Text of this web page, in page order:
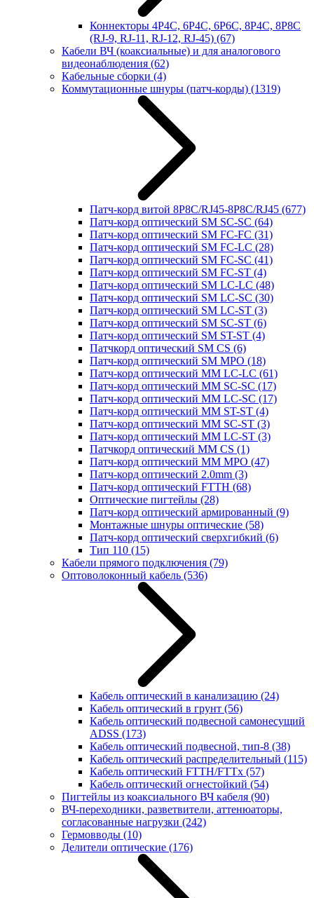
Коннекторы 4P4C, 6P4C, 6P6C, 8P4C, 8P8C
(RJ-9, RJ-11, RJ-12, RJ-45) (67)
Кабели ВЧ (коаксиальные) и для аналогового
видеонаблюдения (62)
Кабельные сборки (4)
Коммутационные шнуры (патч-корды) (1319)
Патч-корд витой 8P8C/RJ45-8P8C/RJ45 (677)
Патч-корд оптический SM SC-SC (64)
Патч-корд оптический SM FC-FC (31)
Патч-корд оптический SM FC-LC (28)
Патч-корд оптический SM FC-SC (41)
Патч-корд оптический SM FC-ST (4)
Патч-корд оптический SM LC-LC (48)
Патч-корд оптический SM LC-SC (30)
Патч-корд оптический SM LC-ST (3)
Патч-корд оптический SM SC-ST (6)
Патч-корд оптический SM ST-ST (4)
Патчкорд оптический SM CS (6)
Патч-корд оптический SM MPO (18)
Патч-корд оптический MM LC-LC (61)
Патч-корд оптический MM SC-SC (17)
Патч-корд оптический MM LC-SC (17)
Патч-корд оптический MM ST-ST (4)
Патч-корд оптический MM SC-ST (3)
Патч-корд оптический MM LC-ST (3)
Патчкорд оптический MM CS (1)
Патч-корд оптический MM MPO (47)
Патч-корд оптический 2.0mm (3)
Патч-корд оптический FTTH (68)
Оптические пигтейлы (28)
Патч-корд оптический армированный (9)
Монтажные шнуры оптические (58)
Патч-корд оптический сверхгибкий (6)
Тип 110 (15)
Кабели прямого подключения (79)
Оптоволоконный кабель (536)
Кабель оптический в канализацию (24)
Кабель оптический в грунт (56)
Кабель оптический подвесной самонесущий
ADSS (173)
Кабель оптический подвесной, тип-8 (38)
Кабель оптический распределительный (115)
Кабель оптический FTTH/FTTx (57)
Кабель оптический огнестойкий (54)
Пигтейлы из коаксиального ВЧ кабеля (90)
ВЧ-переходники, разветвители, аттенюаторы,
согласованные нагрузки (242)
Гермовводы (10)
Делители оптические (176)